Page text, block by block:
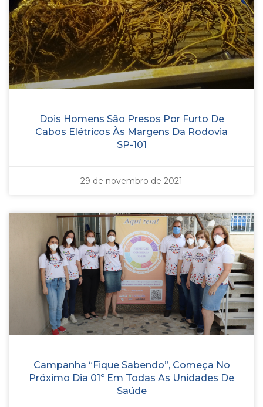
Dois Homens São Presos Por Furto De
Cabos Elétricos Às Margens Da Rodovia
SP-101
29 de novembro de 2021
Campanha “Fique Sabendo”, Começa No
Próximo Dia 01º Em Todas As Unidades De
Saúde